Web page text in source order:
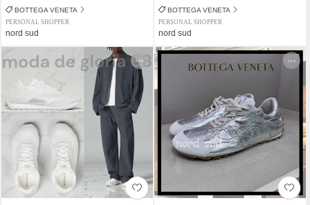
BOTTEGA VENETA
PERSONAL SHOPPER
nord sud
BOTTEGA VENETA
PERSONAL SHOPPER
nord sud